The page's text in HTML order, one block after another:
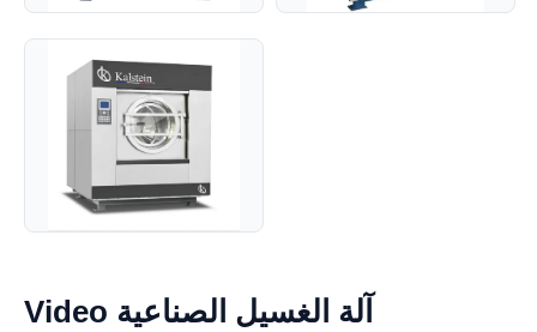
Video آلة الغسيل الصناعية